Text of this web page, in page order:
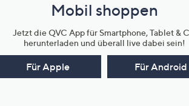
Mobil shoppen
Jetzt die QVC App für Smartphone, Tablet &
herunterladen und überall live dabei sein!
Für Apple Für Android